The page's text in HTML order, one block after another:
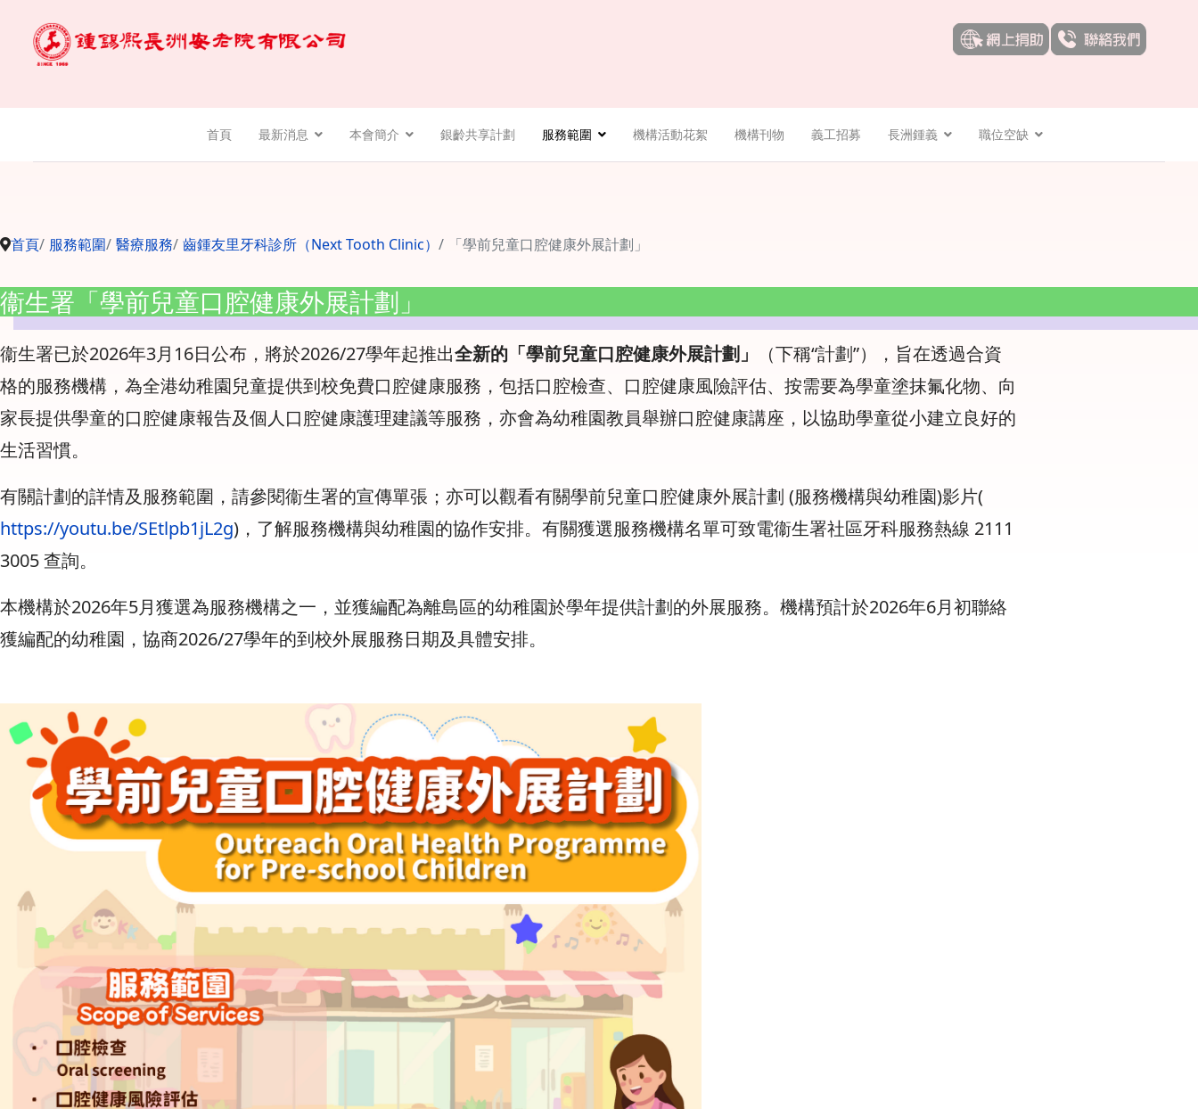
首頁 最新消息 本會簡介 銀齡共享計劃 服務範圍 機構活動花絮 機構刊物 義工招募 長洲鍾義 職位空缺
首頁 服務範圍 醫療服務 齒鍾友里牙科診所（Next Tooth Clinic） 「學前兒童口腔健康外展計劃」
衞生署「學前兒童口腔健康外展計劃」
衞生署已於2026年3月16日公布，將於2026/27學年起推出全新的「學前兒童口腔健康外展計劃」
（下稱“計劃”），旨在透過合資
格的服務機構，為全港幼稚園兒童提供到校免費口腔健康服務，包括口腔檢查、口腔健康風險評估、按需要為學童塗抹氟化物、向
家長提供學童的口腔健康報告及個人口腔健康護理建議等服務，亦會為幼稚園教員舉辦口腔健康講座，以協助學童從小建立良好的
生活習慣。
有關計劃的詳情及服務範圍，請參閱衞生署的宣傳單張；亦可以觀看有關學前兒童口腔健康外展計劃 (服務機構與幼稚園)影片(
https://youtu.be/SEtlpb1jL2g)，了解服務機構與幼稚園的協作安排。有關獲選服務機構名單可致電衞生署社區牙科服務熱線 2111
3005 查詢。
本機構於2026年5月獲選為服務機構之一，並獲編配為離島區的幼稚園於學年提供計劃的外展服務。機構預計於2026年6月初聯絡
獲編配的幼稚園，協商2026/27學年的到校外展服務日期及具體安排。